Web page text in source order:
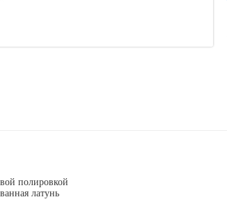
полировкой
латунь